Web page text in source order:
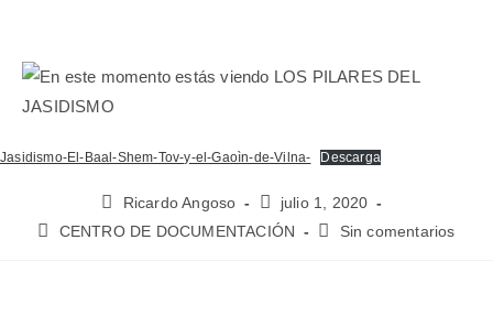
Jasidismo-El-Baal-Shem-Tov-y-el-Gaoìn-de-Vilna- Descarga
Ricardo Angoso
julio 1, 2020
CENTRO DE DOCUMENTACIÓN
Sin comentarios